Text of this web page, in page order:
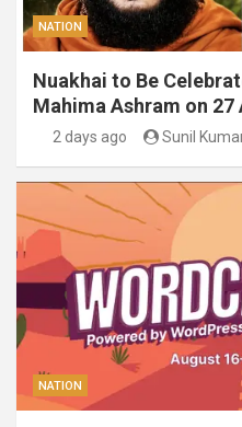
NATION
Nuakhai to Be
Mahima Ashram on 27
2 days ago Sunil
NATION